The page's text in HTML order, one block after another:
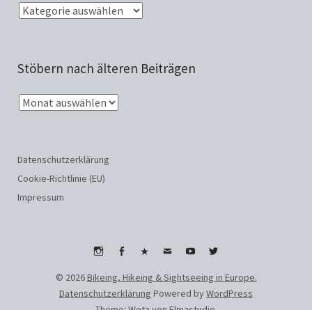
Stöbern nach älteren Beiträgen
Datenschutzerklärung
Cookie-Richtlinie (EU)
Impressum
InstagramFacebookWhatsApp
EmailYoutubeTwitter
© 2026Bikeing, Hikeing & Sightseeing in Europe.
Datenschutzerklärung Powered byWordPress